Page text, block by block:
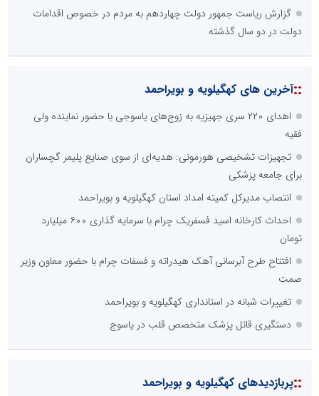
گزارش ریاست جمهور دولت چهاردهم به مردم در خصوص اقدامات
دولت در دو سال گذشته
::آخرین های کهگیلویه و بویراحمد
اهدای ۲۲۰ سری جهیزیه به زوج‌های یاسوجی با حضور نماینده ولی
فقیه
تجهیزات تشخیصی هورمونی: هدیه‌ای از سوی صنایع پلیمر گچساران
برای جامعه پزشکی
انتصاب مدیرکل کمیته امداد استان کهگیلویه و بویراحمد
احداث کارخانه اسید فسفریک چرام با سرمایه گذاری ۶۰۰ میلیارد
تومان
افتتاح طرح آبرسانی آهک هیدراته و فسفات چرام با حضور معاون وزیر
صمت
تغییرات شبانه در استانداری کهگیلویه و بویراحمد
دستگیری قاتل پزشک متخصص قلب در یاسوج
::پربازدیدهای کهگیلویه و بویراحمد